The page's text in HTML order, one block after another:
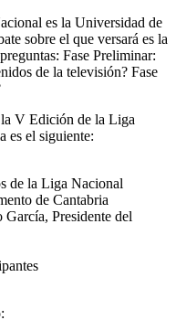
es la Universidad de
sobre el que versará es la
Fase Preliminar:
de la televisión? Fase
V Edición de la Liga
es el siguiente:
de la Liga Nacional
de Cantabria
Presidente del